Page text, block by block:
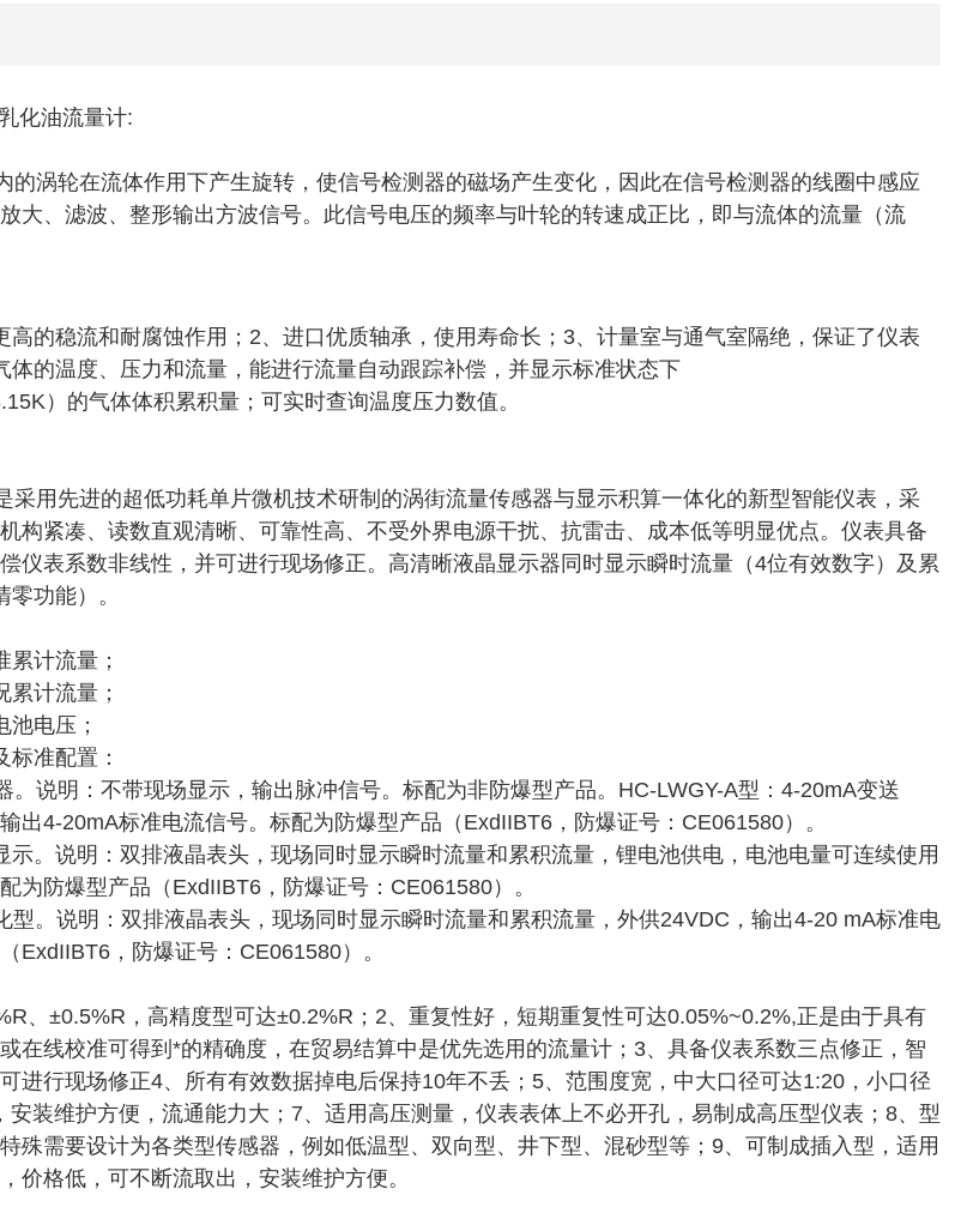
化油流量计:
的涡轮在流体作用下产生旋转，使信号检测器的磁场产生变化，因此在信号检测器的线圈中感应
大、滤波、整形输出方波信号。此信号电压的频率与叶轮的转速成正比，即与流体的流量（流
高的稳流和耐腐蚀作用；2、进口优质轴承，使用寿命长；3、计量室与通气室隔绝，保证了仪表
体的温度、压力和流量，能进行流量自动跟踪补偿，并显示标准状态下
）的气体体积累积量；可实时查询温度压力数值。
采用先进的超低功耗单片微机技术研制的涡街流量传感器与显示积算一体化的新型智能仪表，采
构紧凑、读数直观清晰、可靠性高、不受外界电源干扰、抗雷击、成本低等明显优点。仪表具备
仪表系数非线性，并可进行现场修正。高清晰液晶显示器同时显示瞬时流量（4位有效数字）及累
功能）。
累计流量；
累计流量；
池电压；
准配置：
。说明：不带现场显示，输出脉冲信号。标配为非防爆型产品。HC-LWGY-A型：4-20mA变送
出4-20mA标准电流信号。标配为防爆型产品（ExdIIBT6，防爆证号：CE061580）。
示。说明：双排液晶表头，现场同时显示瞬时流量和累积流量，锂电池供电，电池电量可连续使用
为防爆型产品（ExdIIBT6，防爆证号：CE061580）。
型。说明：双排液晶表头，现场同时显示瞬时流量和累积流量，外供24VDC，输出4-20 mA标准电
ExdIIBT6，防爆证号：CE061580）。
、±0.5%R，高精度型可达±0.2%R；2、重复性好，短期重复性可达0.05%~0.2%,正是由于具有
在线校准可得到*的精确度，在贸易结算中是优先选用的流量计；3、具备仪表系数三点修正，智
进行现场修正4、所有有效数据掉电后保持10年不丢；5、范围度宽，中大口径可达1:20，小口径
安装维护方便，流通能力大；7、适用高压测量，仪表表体上不必开孔，易制成高压型仪表；8、型
殊需要设计为各类型传感器，例如低温型、双向型、井下型、混砂型等；9、可制成插入型，适用
价格低，可不断流取出，安装维护方便。